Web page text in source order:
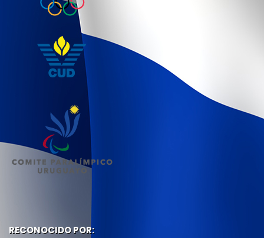
RECONOCIDO POR: